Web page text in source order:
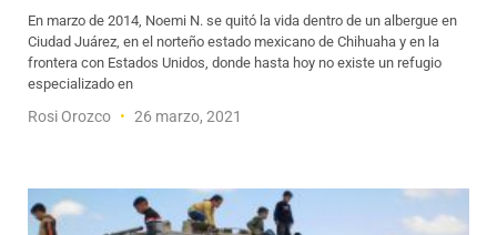
En marzo de 2014, Noemi N. se quitó la vida dentro de un albergue en
Ciudad Juárez, en el norteño estado mexicano de Chihuaha y en la
frontera con Estados Unidos, donde hasta hoy no existe un refugio
especializado en
Rosi Orozco 26 marzo, 2021